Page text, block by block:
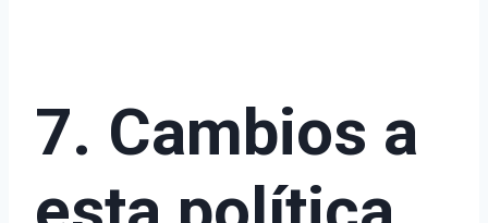
7. Cambios a